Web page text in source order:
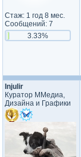
Стаж: 1 год 8 мес.
Сообщений: 7
3.33%
Injulir
Куратор ММедиа,
Дизайна и Графики